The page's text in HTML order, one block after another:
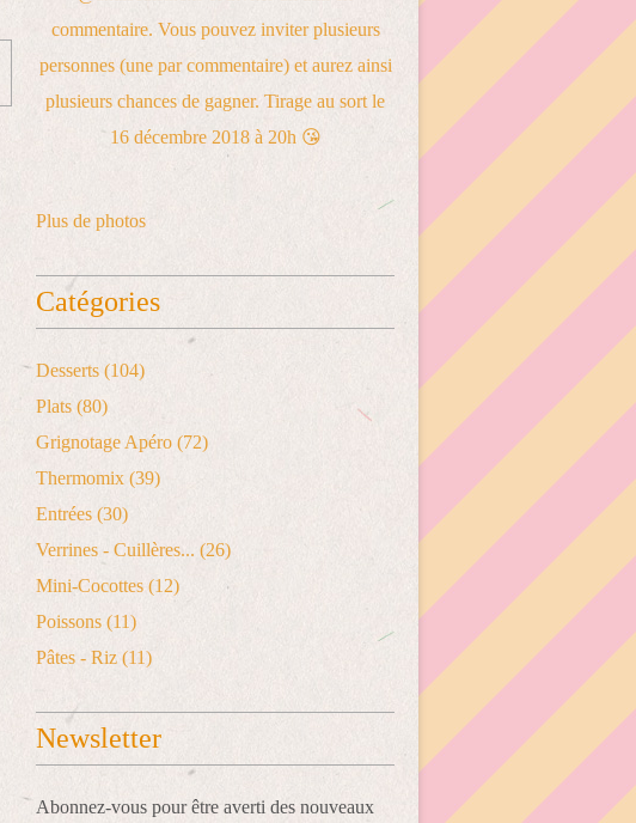
Plus de photos
Catégories
Desserts (104)
Plats (80)
Grignotage Apéro (72)
Thermomix (39)
Entrées (30)
Verrines - Cuillères... (26)
Mini-Cocottes (12)
Poissons (11)
Pâtes - Riz (11)
Newsletter
Abonnez-vous pour être averti des nouveaux